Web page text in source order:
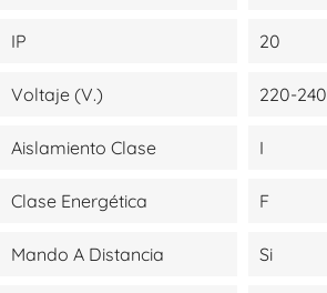
IP 20
Voltaje (V.) 220-240
Aislamiento Clase I
Clase Energética F
Mando A Distancia Si